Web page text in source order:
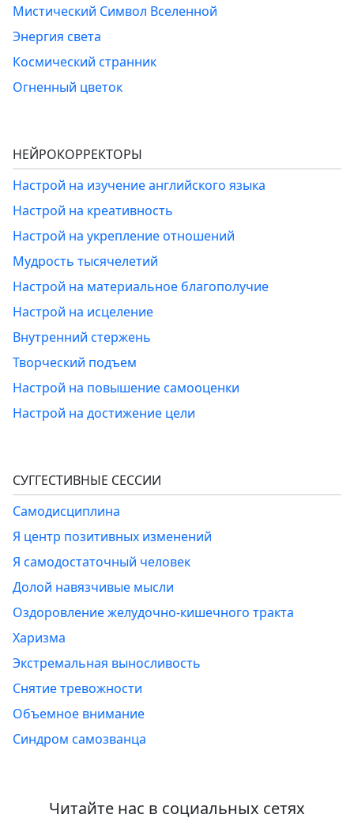
Мистический Символ Вселенной
Энергия света
Космический странник
Огненный цветок
НЕЙРОКОРРЕКТОРЫ
Настрой на изучение английского языка
Настрой на креативность
Настрой на укрепление отношений
Мудрость тысячелетий
Настрой на материальное благополучие
Настрой на исцеление
Внутренний стержень
Творческий подъем
Настрой на повышение самооценки
Настрой на достижение цели
СУГГЕСТИВНЫЕ СЕССИИ
Самодисциплина
Я центр позитивных изменений
Я самодостаточный человек
Долой навязчивые мысли
Оздоровление желудочно-кишечного тракта
Харизма
Экстремальная выносливость
Снятие тревожности
Объемное внимание
Синдром самозванца
Читайте нас в социальных сетях